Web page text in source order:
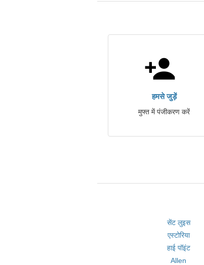
हमसे जुड़ें
मुफ्त में पंजीकरण करें
सेंट लुइस
एस्टोरिया
हाई पॉइंट
Allen